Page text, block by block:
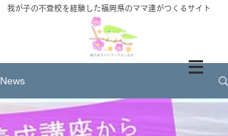
​我が子の不登校を経験した福岡県のママ達がつくるサイト
News